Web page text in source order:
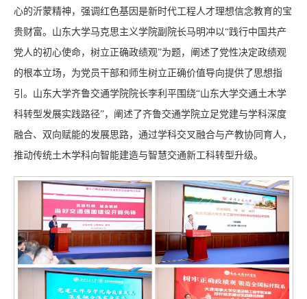
心的沂蒙精神，强调红色基因是新时代工程人才理想信念教育的宝
贵财富。山东大学马克思主义学院副院长马明冲以“践行中国共产
党人的初心使命，树立正确政绩观”为题，阐述了党性决定政绩观
的根本立场，为党员干部和师生树立正确价值导向提供了思想指
引。山东大学齐鲁交通学院院长李利平围绕“山东大学交通土木学
科转型发展实践路径”，阐述了齐鲁交通学院立足党建与学科深度
融合、双向赋能的发展思路，通过学科交叉融合与产教协同育人，
推动传统土木学科向智能建造与智慧交通新工科转型升级。